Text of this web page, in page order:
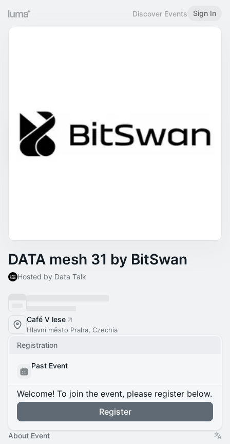
Discover Events Sign In
DATA mesh 31 by BitSwan
Hosted by Data Talk
Café V lese
Hlavní město Praha, Czechia
Registration
Past Event
Welcome! To join the event, please register below.
Register
About Event